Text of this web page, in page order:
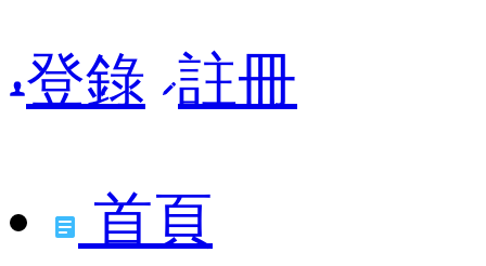
登錄 註冊
首頁